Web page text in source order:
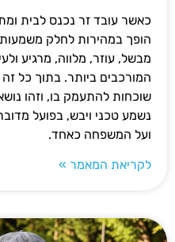
כאשר עובד זר נכנס לבית
הופך במהירות לחלק
מבשל, עוזר, מלווה, מרגיע
המורכבים ביותר. בתוך כל
שוכחות להתעמק בו, וזהו
נשמע טכני ויבש, בפועל
ועל המשפחה כאחד.
לקריאת המאמר »